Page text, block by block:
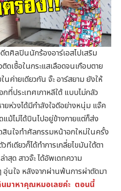
กร้องอาร์เอสไปเสริม
ดเชื้อในกระแสเลือดจนเกือบตาย
นค่ายเดียวกัน จ๊ะ อาร์สยาม ยังให้
กที่ประเทศเกาหลีใต้ แบบไม่กลัว
ยห่วงได้มีกำลังใจดีอย่างหนุ่ม แจ๊ค
ม้ไม่ได้บินไปอยู่ข้างกายแต่ก็ส่ง
สินใจทำศัลกรรมหน้าอกใหม่ในครั้ง
ทีเดียวก็ได้ทำการเกลี่ยไขมันใต้ตา
สุด สาวจ๊ะ ได้อัพเดทความ
อุ่นใจ หลังจากผ่านพ้นการผ่าตัดมา
นมาหาคุณหมอเลยค่ะ ตอนนี้